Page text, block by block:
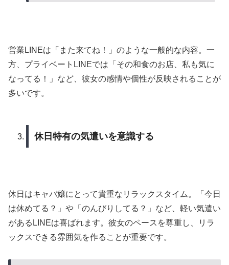
営業LINEは「また来てね！」のような一般的な内容。一
方、プライベートLINEでは「その和食のお店、私も気に
なってる！」など、彼女の感情や個性が反映されることが
多いです。
休日特有の気遣いを意識する
休日はキャバ嬢にとって貴重なリラックスタイム。「今日
は休めてる？」や「のんびりしてる？」など、軽い気遣い
があるLINEは喜ばれます。彼女のペースを尊重し、リラ
ックスできる雰囲気を作ることが重要です。